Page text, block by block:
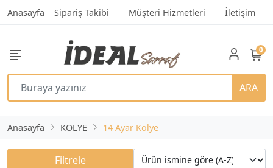
Anasayfa Sipariş Takibi Müşteri Hizmetleri İletişim
ARA
0
Anasayfa KOLYE 14 Ayar Kolye
Filtrele